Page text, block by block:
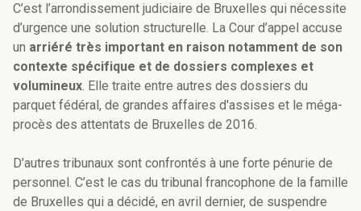
C’est l’arrondissement judiciaire de Bruxelles qui nécessite
d’urgence une solution structurelle. La Cour d’appel accuse
un arriéré très important en raison notamment de son
contexte spécifique et de dossiers complexes et
volumineux. Elle traite entre autres des dossiers du
parquet fédéral, de grandes affaires d'assises et le méga-
procès des attentats de Bruxelles de 2016.
D’autres tribunaux sont confrontés à une forte pénurie de
personnel. C’est le cas du tribunal francophone de la famille
de Bruxelles qui a décidé, en avril dernier, de suspendre